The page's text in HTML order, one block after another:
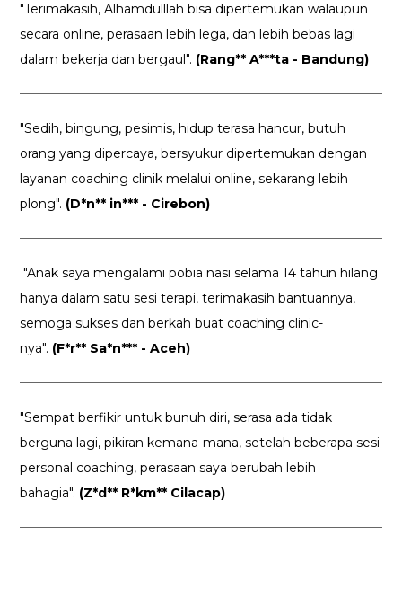
"Terimakasih, Alhamdulllah bisa dipertemukan walaupun
secara online, perasaan lebih lega, dan lebih bebas lagi
dalam bekerja dan bergaul". (Rang** A***ta - Bandung)
"Sedih, bingung, pesimis, hidup terasa hancur, butuh
orang yang dipercaya, bersyukur dipertemukan dengan
layanan coaching clinik melalui online, sekarang lebih
plong". (D*n** in*** - Cirebon)
"Anak saya mengalami pobia nasi selama 14 tahun hilang
hanya dalam satu sesi terapi, terimakasih bantuannya,
semoga sukses dan berkah buat coaching clinic-
nya". (F*r** Sa*n*** - Aceh)
"Sempat berfikir untuk bunuh diri, serasa ada tidak
berguna lagi, pikiran kemana-mana, setelah beberapa sesi
personal coaching, perasaan saya berubah lebih
bahagia". (Z*d** R*km** Cilacap)